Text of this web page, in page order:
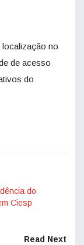
localização no
de acesso
do
do
Ciesp
Read Next